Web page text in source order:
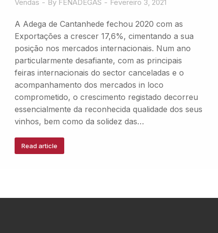
Vendas By FENADEGAS Fevereiro 3, 2021
A Adega de Cantanhede fechou 2020 com as
Exportações a crescer 17,6%, cimentando a sua
posição nos mercados internacionais. Num ano
particularmente desafiante, com as principais
feiras internacionais do sector canceladas e o
acompanhamento dos mercados in loco
comprometido, o crescimento registado decorreu
essencialmente da reconhecida qualidade dos seus
vinhos, bem como da solidez das…
Read article